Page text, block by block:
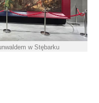
w Stębarku